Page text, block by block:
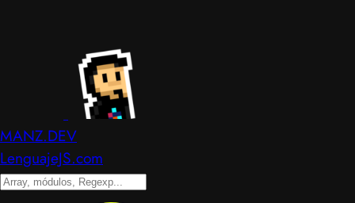
MANZ.DEV
LenguajeJS.com